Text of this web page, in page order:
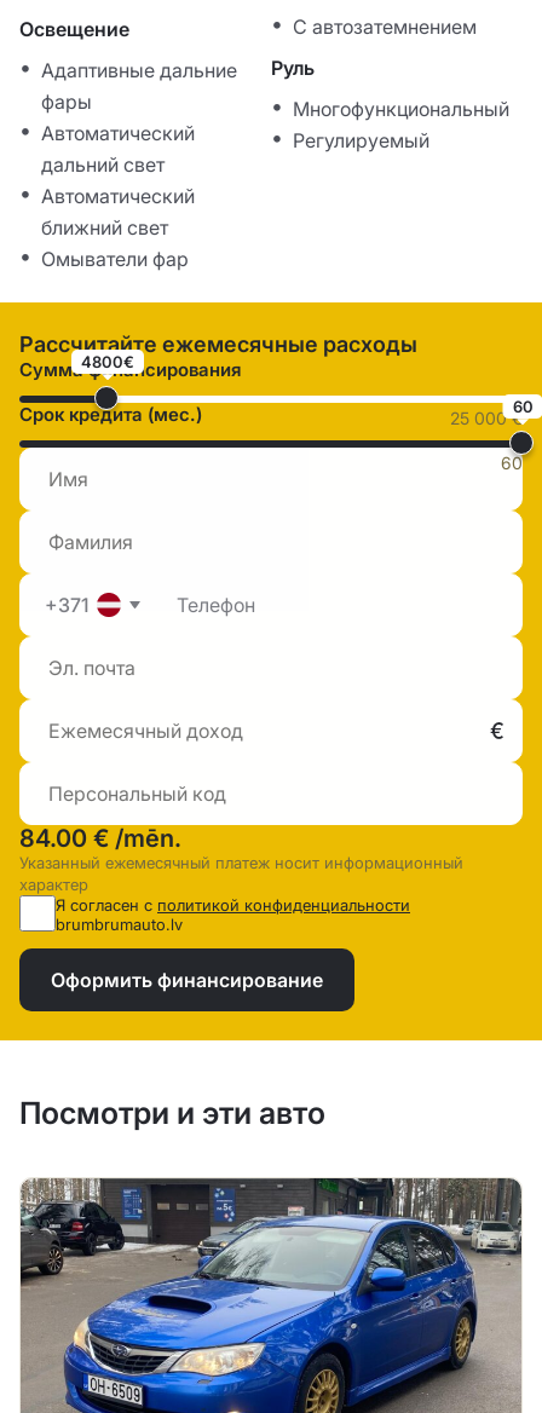
Освещение
Адаптивные дальние
фары
Автоматический
дальний свет
Автоматический
ближний свет
Омыватели фар
С автозатемнением
Руль
Многофункциональный
Регулируемый
Рассчитайте ежемесячные расходы
Сумма финансирования
4800€
25 000 €
Срок кредита (мес.) 60
60
+371
84.00 € /mēn.
Указанный ежемесячный платеж носит информационный
характер
Я согласен с политикой конфиденциальности
brumbrumauto.lv
Оформить финансирование
Посмотри и эти авто